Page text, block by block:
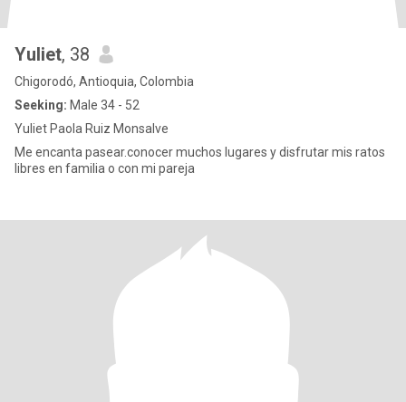
Yuliet, 38
Chigorodó, Antioquia, Colombia
Seeking: Male 34 - 52
Yuliet Paola Ruiz Monsalve
Me encanta pasear.conocer muchos lugares y disfrutar mis ratos
libres en familia o con mi pareja